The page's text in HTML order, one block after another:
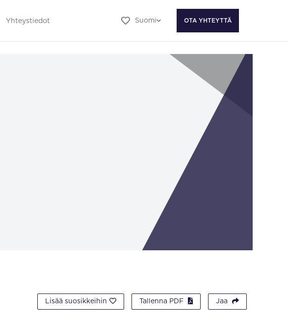
Yhteystiedot Suomi OTA YHTEYTTÄ
Lisää suosikkeihin Tallenna PDF Jaa